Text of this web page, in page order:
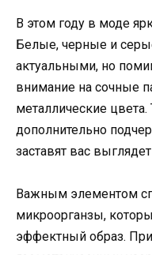
В этом году в моде
Белые, черные и
актуальными, но
внимание на сочные
металлические
дополнительно
заставят вас
Важным элементом
микроорганзы,
эффектный образ.